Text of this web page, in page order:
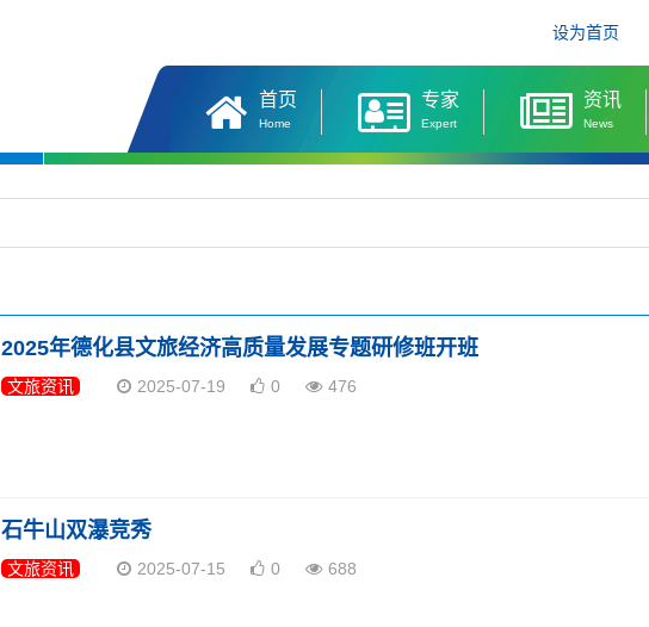
设为首页
首页
Home
专家
Expert
资讯
News
2025年德化县文旅经济高质量发展专题研修班开班
文旅资讯 2025-07-19 0 476
石牛山双瀑竞秀
文旅资讯 2025-07-15 0 688